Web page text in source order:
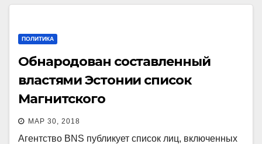
ПОЛИТИКА
Обнародован составленный
властями Эстонии список
Магнитского
МАР 30, 2018
Агентство BNS публикует список лиц, включенных